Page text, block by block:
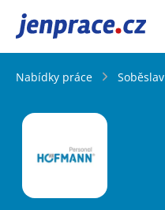
JenPráce.cz
Nabídky práce Soběslav